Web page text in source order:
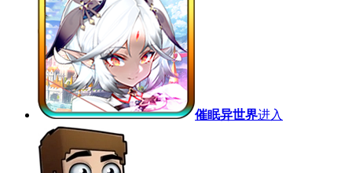
催眠异世界进入